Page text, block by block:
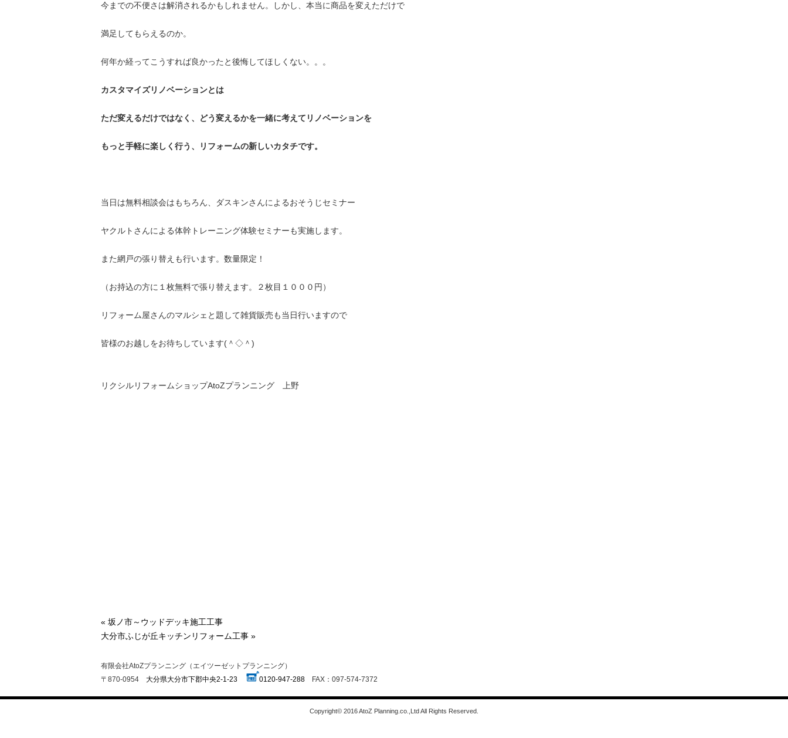
今までの不便さは解消されるかもしれません。しかし、本当に商品を変えただけで
満足してもらえるのか。
何年か経ってこうすれば良かったと後悔してほしくない。。。
カスタマイズリノベーションとは
ただ変えるだけではなく、どう変えるかを一緒に考えてリノベーションを
もっと手軽に楽しく行う、リフォームの新しいカタチです。
当日は無料相談会はもちろん、ダスキンさんによるおそうじセミナー
ヤクルトさんによる体幹トレーニング体験セミナーも実施します。
また網戸の張り替えも行います。数量限定！
（お持込の方に１枚無料で張り替えます。２枚目１０００円）
リフォーム屋さんのマルシェと題して雑貨販売も当日行いますので
皆様のお越しをお待ちしています(＾◇＾)
リクシルリフォームショップAtoZプランニング 上野
« 坂ノ市～ウッドデッキ施工工事
大分市ふじが丘キッチンリフォーム工事 »
有限会社AtoZプランニング（エイツーゼットプランニング）
〒870-0954 大分県大分市下郡中央2-1-23 0120-947-288 FAX：097-574-7372
Copyright© 2016 AtoZ Planning.co.,Ltd All Rights Reserved.